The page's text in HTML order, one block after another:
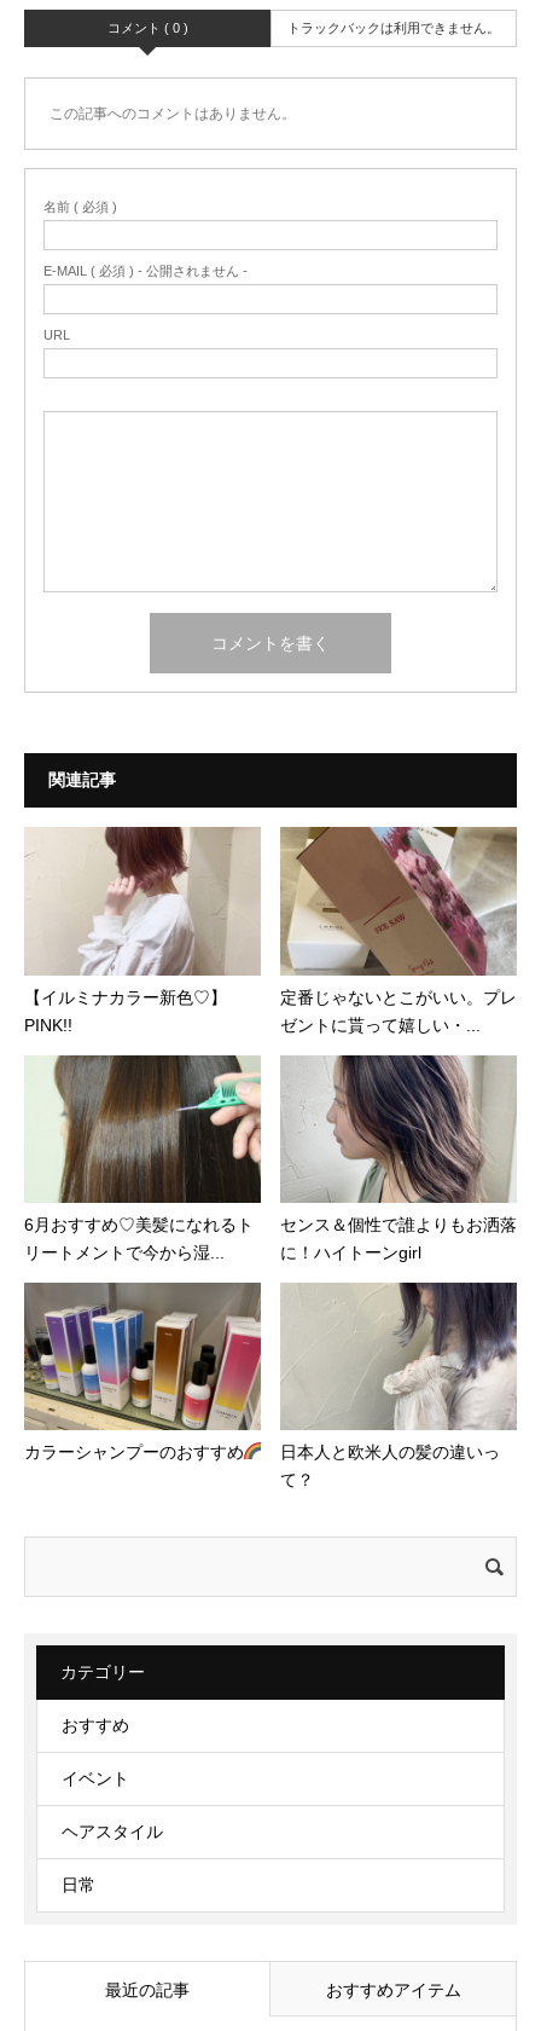
コメント ( 0 ) トラックバックは利用できません。
この記事へのコメントはありません。
名前 ( 必須 )
E-MAIL ( 必須 ) - 公開されません -
URL
関連記事
【イルミナカラー新色♡】
PINK!!
定番じゃないとこがいい。プレ
ゼントに貰って嬉しい・...
6月おすすめ♡美髪になれるト
リートメントで今から湿...
センス＆個性で誰よりもお洒落
に！ハイトーンgirl
カラーシャンプーのおすすめ
日本人と欧米人の髪の違いっ
て？
カテゴリー
おすすめ
イベント
ヘアスタイル
日常
最近の記事 おすすめアイテム